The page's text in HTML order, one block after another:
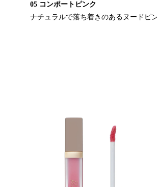
05 コンポートピンク
ナチュラルで落ち着きのあるヌードピ